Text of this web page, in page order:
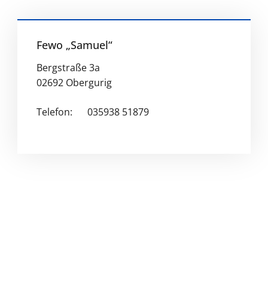
Fewo „Samuel“
Bergstraße 3a
02692 Obergurig
Telefon: 035938 51879